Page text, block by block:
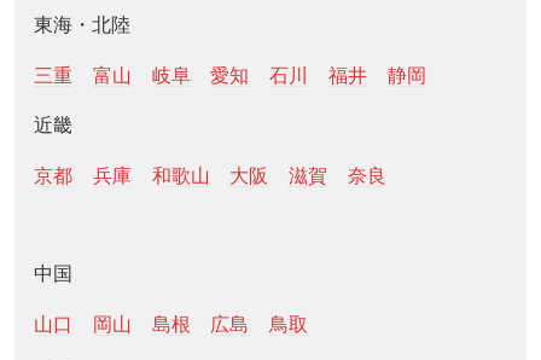
東海・北陸
三重 富山 岐阜 愛知 石川 福井 静岡
近畿
京都 兵庫 和歌山 大阪 滋賀 奈良
中国
山口 岡山 島根 広島 鳥取